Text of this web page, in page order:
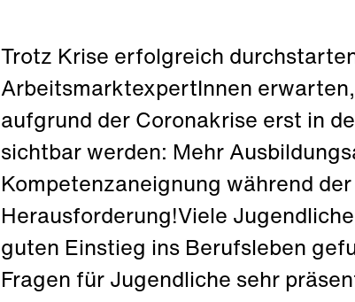
Trotz Krise erfolgreich
ArbeitsmarktexpertInnen
aufgrund der Coronakrise erst in
sichtbar werden: Mehr
Kompetenzaneignung während
Herausforderung!Viele
guten Einstieg ins Berufsleben
Fragen für Jugendliche sehr